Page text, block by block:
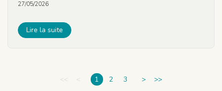
27/05/2026
Lire la suite
<< < 1 2 3 > >>